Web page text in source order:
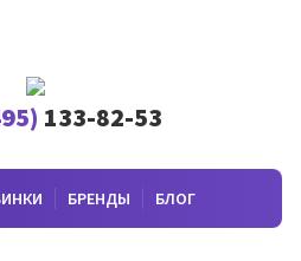
133-82-53
БРЕНДЫ БЛОГ